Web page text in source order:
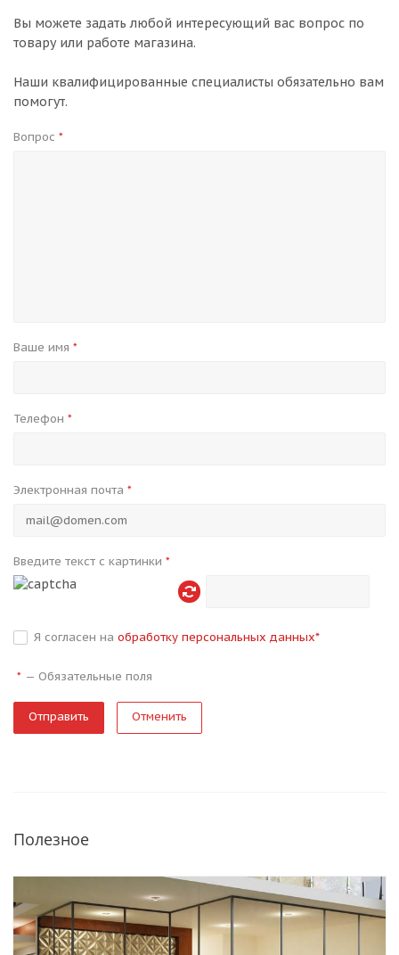
Вы можете задать любой интересующий вас вопрос по
товару или работе магазина.
Наши квалифицированные специалисты обязательно вам
помогут.
Вопрос *
Ваше имя *
Телефон *
Электронная почта *
Введите текст с картинки *
Я согласен на обработку персональных данных*
* — Обязательные поля
Отменить
Полезное